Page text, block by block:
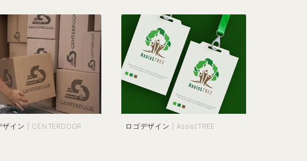
ザイン | CENTERDOOR ロゴデザイン | AssistTREE